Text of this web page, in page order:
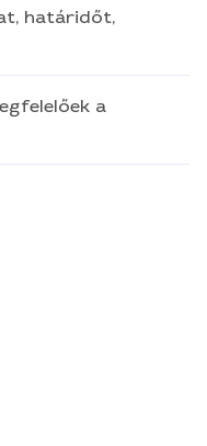
határidőt,
a